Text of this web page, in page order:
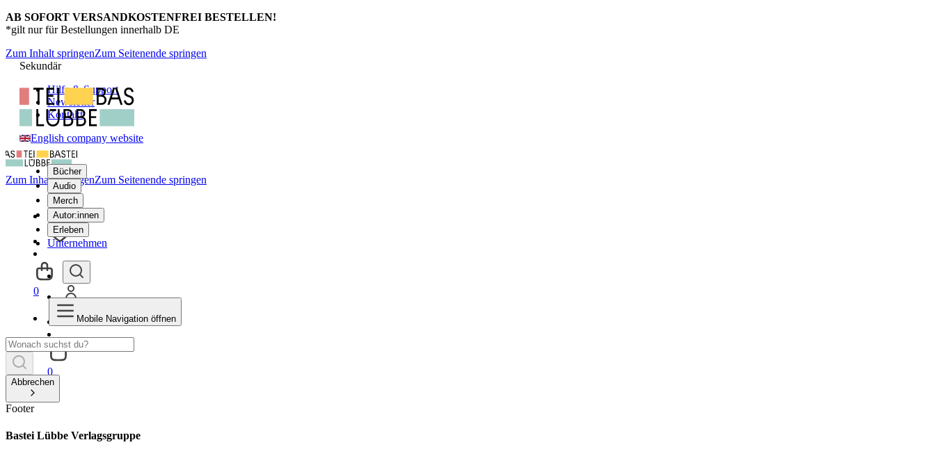
AB SOFORT VERSANDKOSTENFREI BESTELLEN!
*gilt nur für Bestellungen innerhalb DE
Zum Inhalt springenZum Seitenende springen
Sekundär
Hilfe & Support
Newsletter
Kontakt
English company website
Bücher
Audio
Merch
Autor:innen
Erleben
Unternehmen
0
Zum Inhalt springenZum Seitenende springen
0
Mobile Navigation öffnen
Abbrechen
Footer
Bastei Lübbe Verlagsgruppe